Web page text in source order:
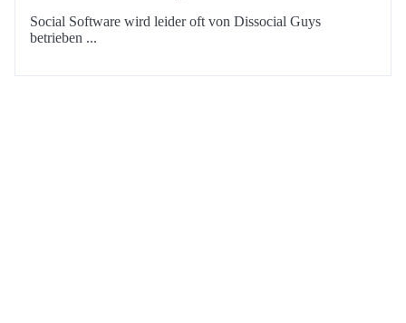
Social Software wird leider oft von Dissocial Guys
betrieben ...